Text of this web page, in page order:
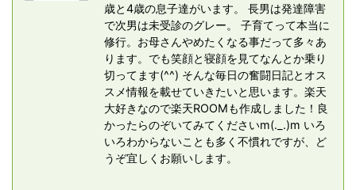
歳と4歳の息子達がいます。 長男は発達障害
で次男は未受診のグレー。 子育てって本当に
修行。お母さんやめたくなる事だって多々あ
ります。でも笑顔と寝顔を見てなんとか乗り
切ってます(^^) そんな毎日の奮闘日記とオス
スメ情報を載せていきたいと思います。楽天
大好きなので楽天ROOMも作成しました！良
かったらのぞいてみてくださいm(._.)m いろ
いろわからないことも多く不慣れですが、ど
うぞ宜しくお願いします。